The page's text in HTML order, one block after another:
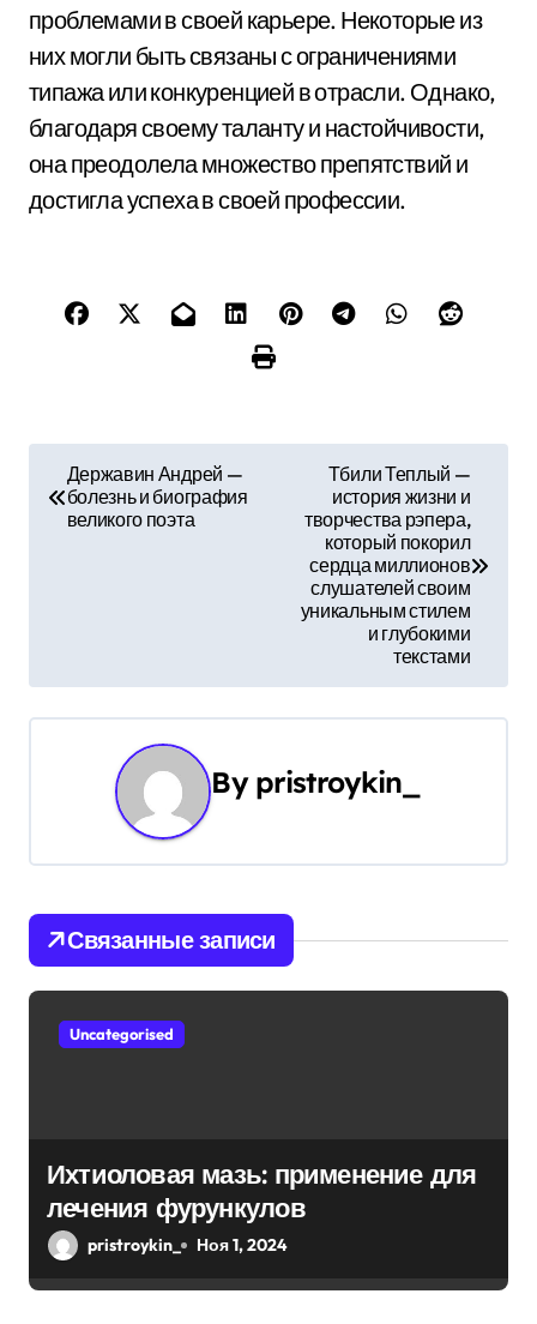
проблемами в своей карьере. Некоторые из
них могли быть связаны с ограничениями
типажа или конкуренцией в отрасли. Однако,
благодаря своему таланту и настойчивости,
она преодолела множество препятствий и
достигла успеха в своей профессии.
а
я
п
о
з
и
с
я
м
Державин Андрей —
болезнь и биография
великого поэта
Тбили Теплый —
история жизни и
творчества рэпера,
который покорил
сердца миллионов
слушателей своим
уникальным стилем
и глубокими
текстами
By pristroykin_
Связанные записи
Uncategorised
Ихтиоловая мазь: применение для
лечения фурункулов
pristroykin_ Ноя 1, 2024